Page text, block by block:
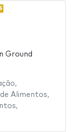
Ground
,
Alimentos,
,